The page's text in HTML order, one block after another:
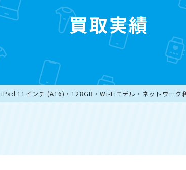
買取実績
iPad 11インチ (A16)・128GB・Wi-Fiモデル・ネットワーク